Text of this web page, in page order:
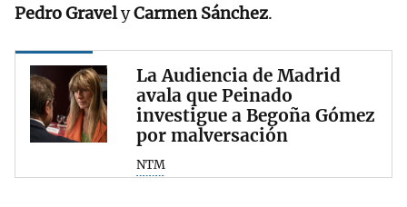
Pedro GravelyCarmen Sánchez.
La Audiencia de Madrid
avala que Peinado
investigue a Begoña Gómez
por malversación
NTM